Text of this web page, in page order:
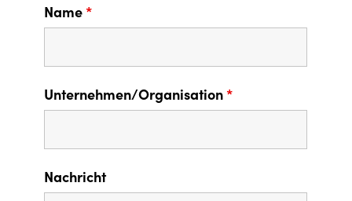
Name *
Unternehmen/Organisation *
Nachricht